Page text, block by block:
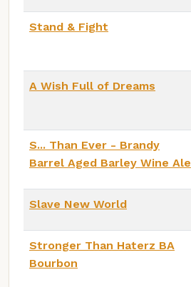
Stand & Fight
A Wish Full of Dreams
S... Than Ever - Brandy
Barrel Aged Barley Wine Ale
Slave New World
Stronger Than Haterz BA
Bourbon